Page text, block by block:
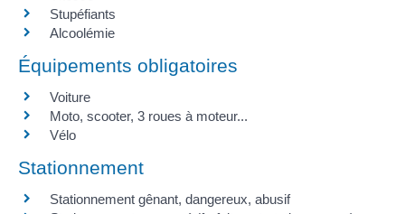
Stupéfiants
Alcoolémie
Équipements obligatoires
Voiture
Moto, scooter, 3 roues à moteur...
Vélo
Stationnement
Stationnement gênant, dangereux, abusif